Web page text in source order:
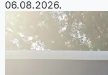
06.08.2026.